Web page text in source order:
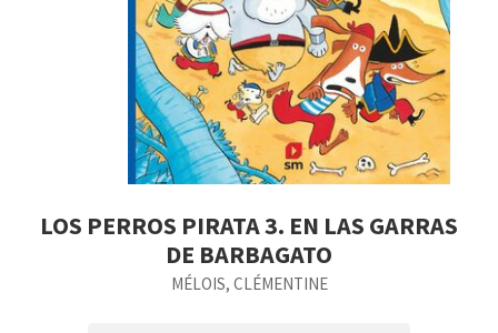
LOS PERROS PIRATA 3. EN LAS GARRAS
DE BARBAGATO
MÉLOIS, CLÉMENTINE